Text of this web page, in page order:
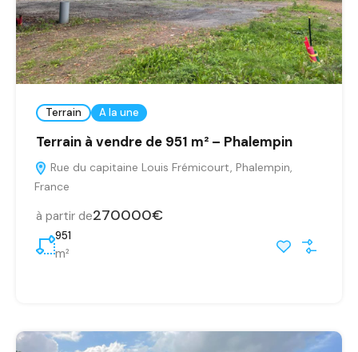
Terrain A la une
Terrain à vendre de 951 m² – Phalempin
Rue du capitaine Louis Frémicourt, Phalempin,
France
à partir de270000€
951
m²